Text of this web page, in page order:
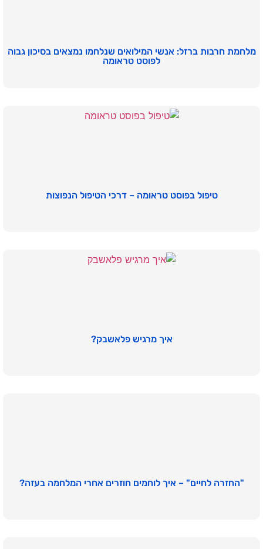
מלחמת חרבות ברזל: אנשי המילואים שנלחמו נמצאים בסיכון גבוה
לפוסט טראומה
טיפול בפוסט טראומה – דרכי הטיפול הנפוצות
איך מרגיש פלאשבק?
"החזרה לחיים" – איך לוחמים חוזרים אחרי המלחמה בעזה?